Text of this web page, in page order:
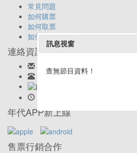
常見問題
如何購票
如何取票
如何退票
連絡資訊
客服信箱: ticket@eracom.com.tw
客服專線: 02-23419898
年代APP新上線
售票行銷合作
訊息視窗
查無節目資料！